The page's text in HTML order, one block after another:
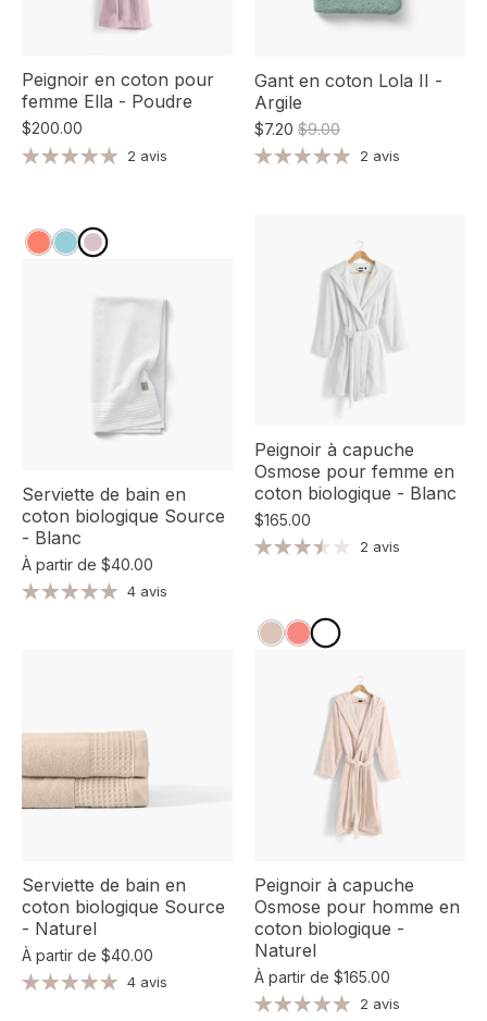
Peignoir en coton pour
femme Ella - Poudre
$200.00
2 avis
Serviette de bain en
coton biologique Source
- Blanc
À partir de $40.00
4 avis
Serviette de bain en
coton biologique Source
- Naturel
À partir de $40.00
4 avis
Gant en coton Lola II -
Argile
$7.20 $9.00
2 avis
Peignoir à capuche
Osmose pour femme en
coton biologique - Blanc
$165.00
2 avis
Peignoir à capuche
Osmose pour homme en
coton biologique -
Naturel
À partir de $165.00
2 avis